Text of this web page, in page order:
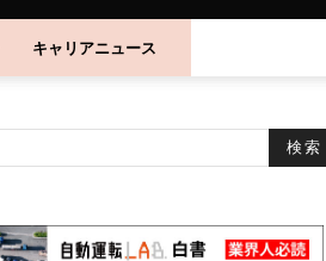
キャリアニュース